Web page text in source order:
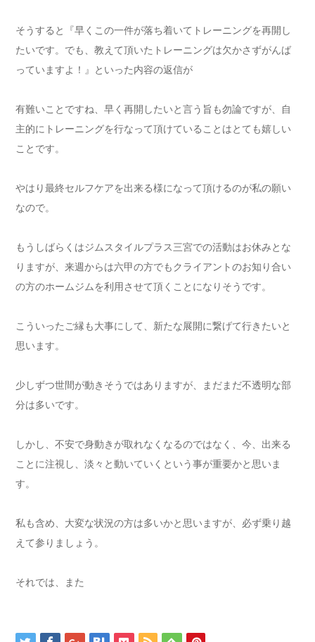
そうすると『早くこの一件が落ち着いてトレーニングを再開し
たいです。でも、教えて頂いたトレーニングは欠かさずがんば
っていますよ！』といった内容の返信が
有難いことですね、早く再開したいと言う旨も勿論ですが、自
主的にトレーニングを行なって頂けていることはとても嬉しい
ことです。
やはり最終セルフケアを出来る様になって頂けるのが私の願い
なので。
もうしばらくはジムスタイルプラス三宮での活動はお休みとな
りますが、来週からは六甲の方でもクライアントのお知り合い
の方のホームジムを利用させて頂くことになりそうです。
こういったご縁も大事にして、新たな展開に繋げて行きたいと
思います。
少しずつ世間が動きそうではありますが、まだまだ不透明な部
分は多いです。
しかし、不安で身動きが取れなくなるのではなく、今、出来る
ことに注視し、淡々と動いていくという事が重要かと思いま
す。
私も含め、大変な状況の方は多いかと思いますが、必ず乗り越
えて参りましょう。
それでは、また